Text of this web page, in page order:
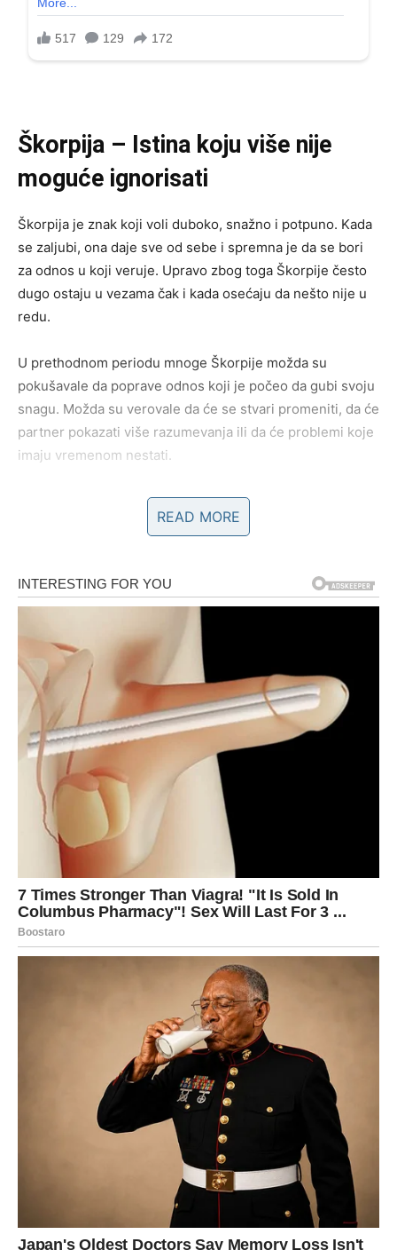
Škorpija – Istina koju više nije
moguće ignorisati
Škorpija je znak koji voli duboko, snažno i potpuno. Kada
se zaljubi, ona daje sve od sebe i spremna je da se bori
za odnos u koji veruje. Upravo zbog toga Škorpije često
dugo ostaju u vezama čak i kada osećaju da nešto nije u
redu.
U prethodnom periodu mnoge Škorpije možda su
pokušavale da poprave odnos koji je počeo da gubi svoju
snagu. Možda su verovale da će se stvari promeniti, da će
partner pokazati više razumevanja ili da će problemi koje
imaju vremenom nestati.
Međutim, zvezde pokazuju da u narednim danima
Škorpije mogu doći do trenutka kada više neće moći da
Moguće je da će se dogoditi razgovor koji otkriva pravu
istinu o odnosu. Partner može reći nešto što će otvoriti
oči Škorpiji ili će ona sama shvatiti da odnos više nema
onu energiju koju je nekada imao.
Iako ovaj trenutak može biti težak, on će Škorpiji doneti i
važnu lekciju – da prava ljubav ne bi trebalo da bude
borba u kojoj samo jedna osoba daje sve od sebe.
Za neke Škorpije ovo može biti kraj veze koja je trajala
dugo, ali istovremeno i početak novog poglavlja u kojem
će naučiti da više cene sebe i svoje emocije.
Blizanci – Različiti putevi i nove
spoznaje
Blizanci su znak koji voli komunikaciju, razumevanje i
osećaj da sa partnerom može da deli sve. Kada toga
nema, Blizanci počinju da osećaju da nešto nedostaje.
U poslednje vreme neki Blizanci možda imaju utisak da se
odnos sa partnerom promenio. Razgovori koji su nekada
bili puni smeha sada mogu biti kratki ili puni
nesporazuma. Možda se pojavila distanca ili osećaj da
partner više ne razume njihove potrebe.
U narednom periodu Blizanci mogu doći do trenutka kada
shvataju da su se oni i partner promenili. Ponekad ljudi
READ MORE